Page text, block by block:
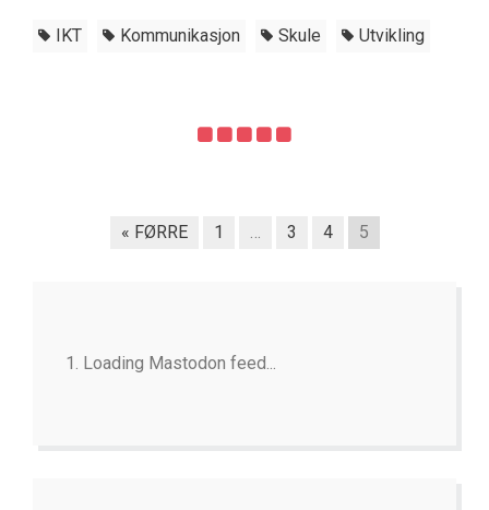
IKT Kommunikasjon Skule Utvikling
« FØRRE 1 … 3 4 5
Loading Mastodon feed...